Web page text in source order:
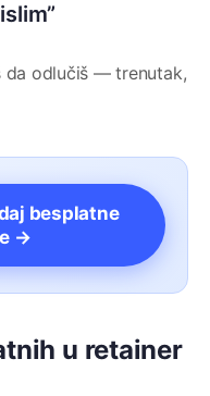
da odlučiš — trenutak,
besplatne
→
u retainer